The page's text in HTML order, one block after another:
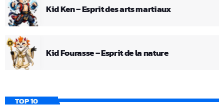
Kid Ken – Esprit des arts martiaux
Kid Fourasse – Esprit de la nature
TOP 10